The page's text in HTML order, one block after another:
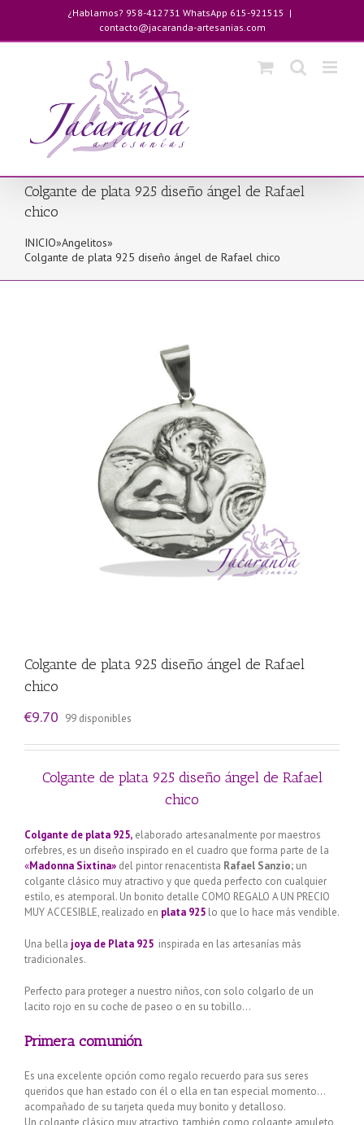
contenido
¿Hablamos? 958-412731 WhatsApp 615-921515 |
contacto@jacaranda-artesanias.com
Colgante de plata 925 diseño ángel de Rafael
chico
INICIO»Angelitos»
Colgante de plata 925 diseño ángel de Rafael chico
Colgante de plata 925 diseño ángel de Rafael
chico
€9.70 99 disponibles
Colgante de plata 925 diseño ángel de Rafael
chico
Colgante de plata 925, elaborado artesanalmente por maestros
orfebres, es un diseño inspirado en el cuadro que forma parte de la
«Madonna Sixtina» del pintor renacentista Rafael Sanzio; un
colgante clásico muy atractivo y que queda perfecto con cualquier
estilo, es atemporal. Un bonito detalle COMO REGALO A UN PRECIO
MUY ACCESIBLE, realizado en plata 925 lo que lo hace más vendible.
Una bella joya de Plata 925 inspirada en las artesanías más
tradicionales.
Perfecto para proteger a nuestro niños, con solo colgarlo de un
lacito rojo en su coche de paseo o en su tobillo…
Primera comunión
Es una excelente opción como regalo recuerdo para sus seres
queridos que han estado con él o ella en tan especial momento…
acompañado de su tarjeta queda muy bonito y detalloso.